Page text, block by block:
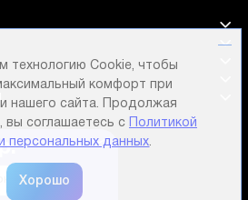
технологию Cookie, чтобы
комфорт при
нашего сайта. Продолжая
вы соглашаетесь с
Политикой
персональных данных.